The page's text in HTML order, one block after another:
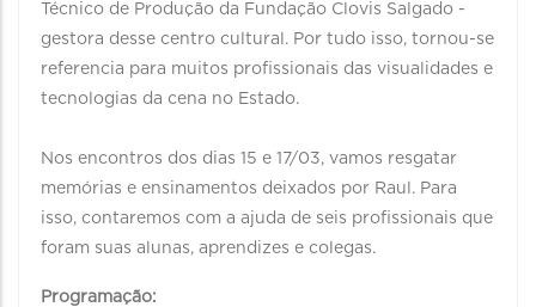
Técnico de Produção da Fundação Clovis Salgado -
gestora desse centro cultural. Por tudo isso, tornou-se
referencia para muitos profissionais das visualidades e
tecnologias da cena no Estado.
Nos encontros dos dias 15 e 17/03, vamos resgatar
memórias e ensinamentos deixados por Raul. Para
isso, contaremos com a ajuda de seis profissionais que
foram suas alunas, aprendizes e colegas.
Programação: